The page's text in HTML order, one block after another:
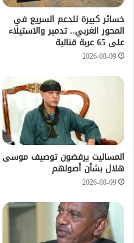
خسائر كبيرة للدعم السريع في
المحور الغربي.. تدمير والاستيلاء
على 65 عربة قتالية
2026-08-09
المساليت يرفضون توصيف موسى
هلال بشأن أصولهم
2026-08-09